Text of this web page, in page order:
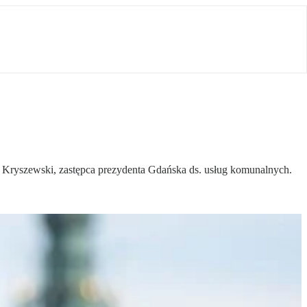
zastępca prezydenta Gdańska ds. usług komunalnych.